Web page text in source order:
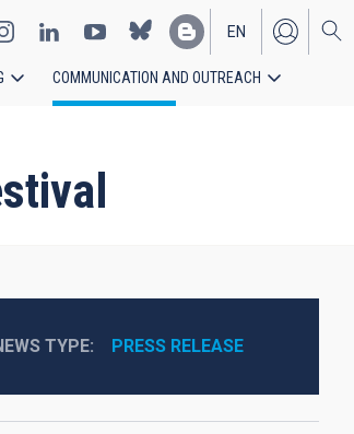
EN
ES
COMMUNICATION AND OUTREACH
TYPE PRESS RELEASE